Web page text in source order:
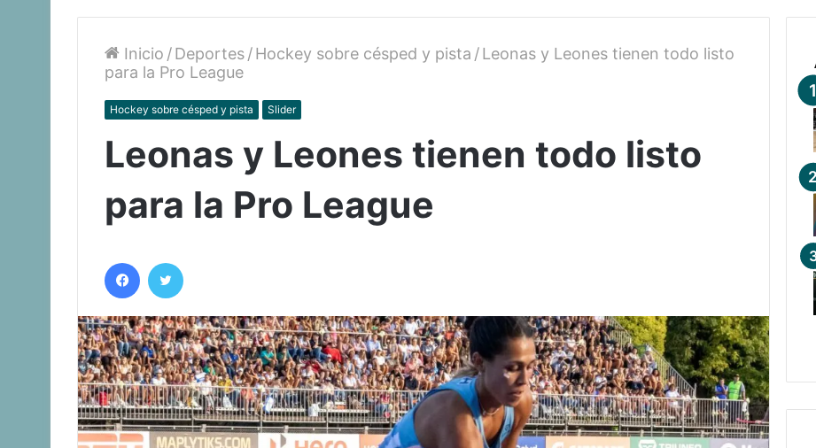
Inicio /Deportes/Hockey sobre césped y pista /Leonas y Leones tienen todo listo
para la Pro League
Hockey sobre césped y pista Slider
Leonas y Leones tienen todo listo
para la Pro League
Facebook